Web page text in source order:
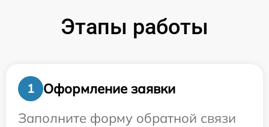
Этапы работы
1
Оформление заявки
Заполните форму обратной связи